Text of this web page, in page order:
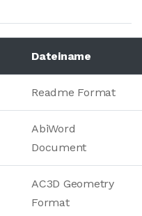
Dateiname
Readme Format
AbiWord
Document
AC3D Geometry
Format